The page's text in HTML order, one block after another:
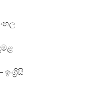
ඉංග්‍රිසි